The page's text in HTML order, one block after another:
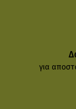
για